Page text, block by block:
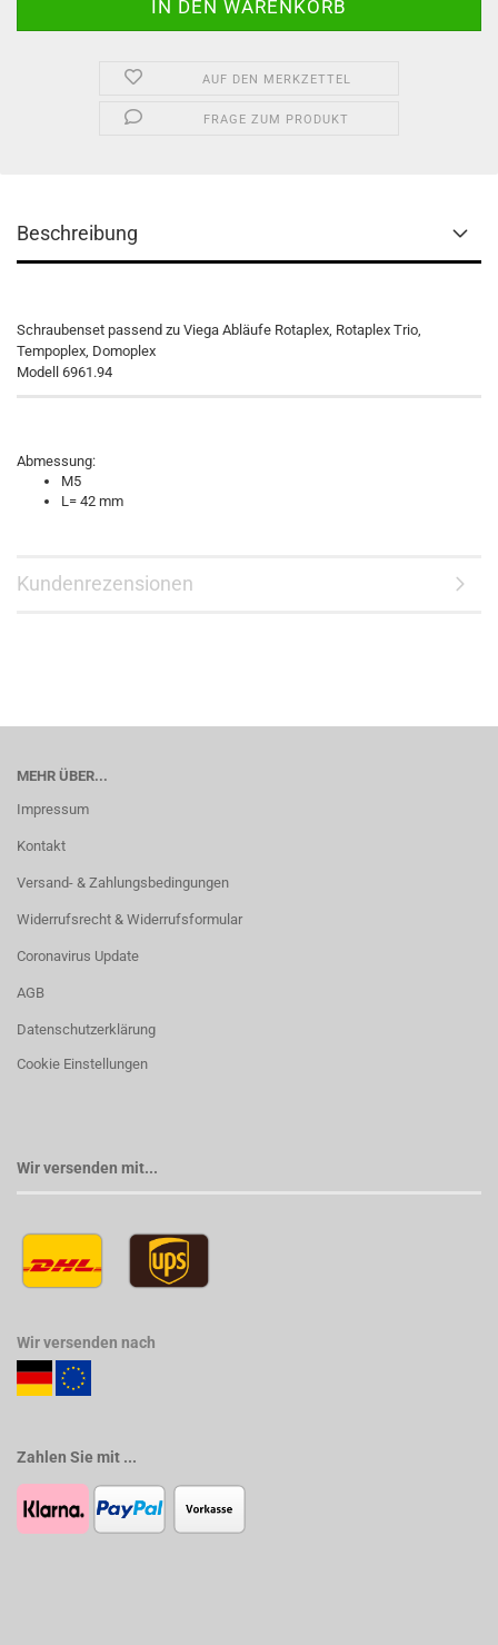
AUF DEN MERKZETTEL
FRAGE ZUM PRODUKT
Beschreibung
Schraubenset passend zu Viega Abläufe Rotaplex, Rotaplex Trio,
Tempoplex, Domoplex
Modell 6961.94
Abmessung:
M5
L= 42 mm
Kundenrezensionen
MEHR ÜBER...
Impressum
Kontakt
Versand- & Zahlungsbedingungen
Widerrufsrecht & Widerrufsformular
Coronavirus Update
AGB
Datenschutzerklärung
Cookie Einstellungen
Wir versenden mit...
Wir versenden nach
Zahlen Sie mit ...